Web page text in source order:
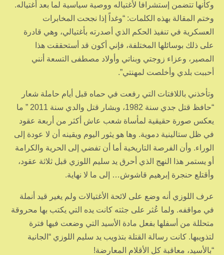
وكأنها تتضمن إستشرافا لأغتياله ووصية سياسية لما بعد أغتياله.
وختم المقالة بهذه الكلمات: “وغداً إذا نجحت المخابرات
العسكرية في تنفيذ الحكم الذي أصدرته بأغتيالي، وهي قادرة
على ذلك بوسائلها المختلفة، فإني أكون قد أستحققت هذا
المصير، وعزاء زوجتي وبناتي وأولاد مصطفى التسعة أنني
أحببت بلدي وأخلصت لمهنتي”.
وتأخذني باللافتات التي رفعت في حماه قبل أيام حاملة شعار
“حافظ قتل جدي سنة 1982، وبشار قتل والدي سنة 2011 ” ما
يعكس صورة حقيقية لمأساة شعب عاش أكثر من أربعة عقود
في ظل ستالينية دموية. وها هو يثور اليوم ويقينه أن لا عودة إلى
الوراء. وأن الفرصة التاريخية أما أن تفضي إلى الحرية والكرامة
أو يستمر هذا النهج الذي أحرق يد سليم اللوزي قبل ثلاثة عقود،
وأقتلع حنجرة إبرهيم قاشوش… إلى ما لا نهاية.
عرف اللوزي أنه وضع على لائحة الأغتيالات ولم يغير قيد أنملة
في مواقفه. ولما عُثر على جثته كانت يده التي يكتب بها محروقة
متحللة من أسفلها بفعل مادة الأسيد التي وضعت فيها فترة
لتذويبها. كانت رسالة القتلة بتذويب يد سليم اللوزي “الجانية
“بالأسيد، معاقبة كل الأقلام المعارضة!